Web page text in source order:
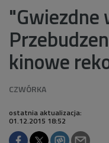
"Gwiezdne
kinowe
ostatnia aktualizacja:
01.12.2015 18:52